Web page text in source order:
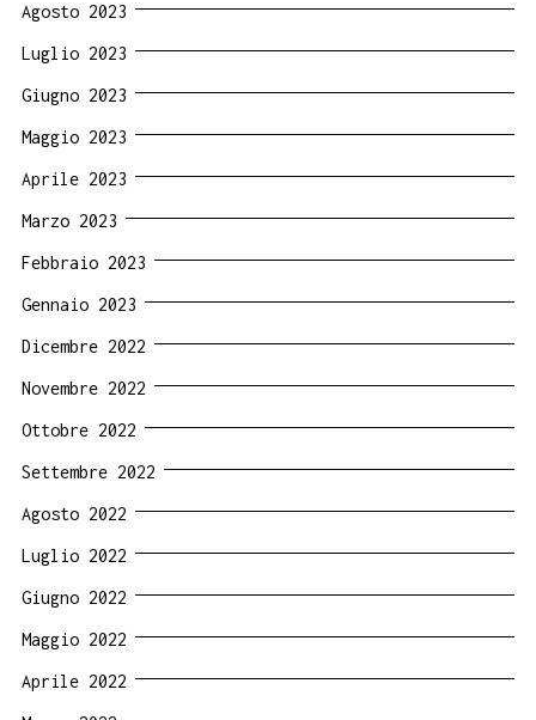
Agosto 2023
Luglio 2023
Giugno 2023
Maggio 2023
Aprile 2023
Marzo 2023
Febbraio 2023
Gennaio 2023
Dicembre 2022
Novembre 2022
Ottobre 2022
Settembre 2022
Agosto 2022
Luglio 2022
Giugno 2022
Maggio 2022
Aprile 2022